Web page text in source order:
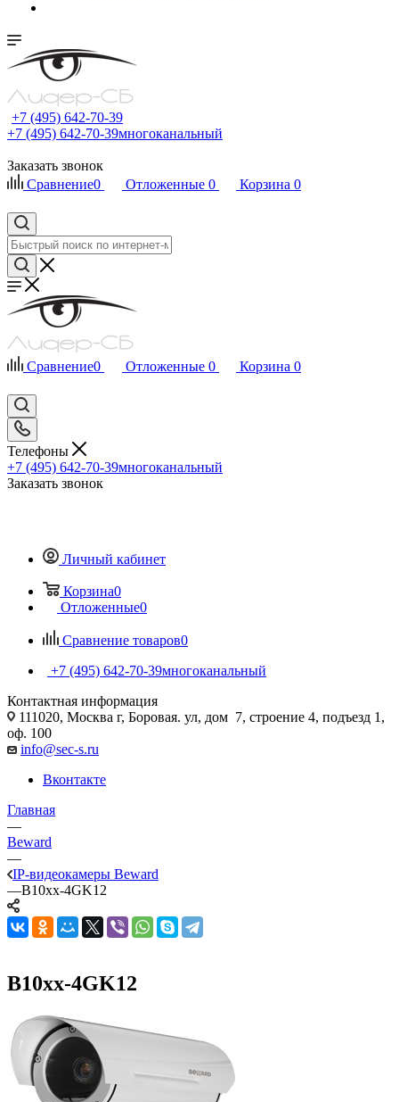
+7 (495) 642-70-39
+7 (495) 642-70-39многоканальный
Заказать звонок
Сравнение0 Отложенные 0 Корзина 0
Сравнение0 Отложенные 0 Корзина 0
Телефоны
+7 (495) 642-70-39многоканальный
Заказать звонок
Личный кабинет
Корзина0
Отложенные0
Сравнение товаров0
+7 (495) 642-70-39многоканальный
Контактная информация
111020, Москва г, Боровая. ул, дом 7, строение 4, подъезд 1,
оф. 100
info@sec-s.ru
Вконтакте
Главная
—
Beward
—
IP-видеокамеры Beward
—B10xx-4GK12
B10xx-4GK12